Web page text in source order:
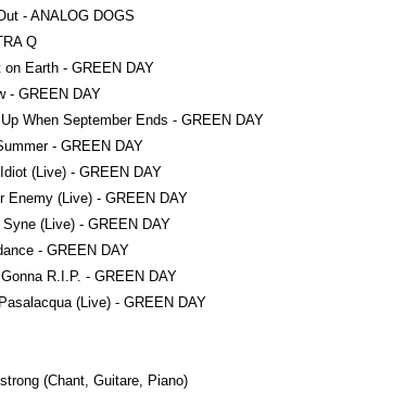
- ANALOG DOGS
Q
on Earth - GREEN DAY
- GREEN DAY
When September Ends - GREEN DAY
- GREEN DAY
(Live) - GREEN DAY
Enemy (Live) - GREEN DAY
(Live) - GREEN DAY
- GREEN DAY
R.I.P. - GREEN DAY
(Live) - GREEN DAY
(Chant, Guitare, Piano)